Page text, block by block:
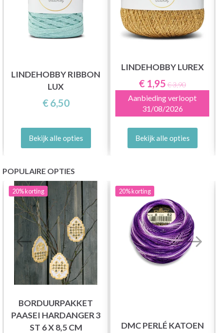
LINDEHOBBY RIBBON
LUX
€ 6,50
Bekijk alle opties
LINDEHOBBY LUREX
€ 1,95 € 3,90
Aanbieding verloopt
31/08/2026
Bekijk alle opties
POPULAIRE OPTIES
20%korting
BORDUURPAKKET
PAASEI HARDANGER 3
ST 6 X 8,5 CM
20%korting
DMC PERLÉ KATOEN